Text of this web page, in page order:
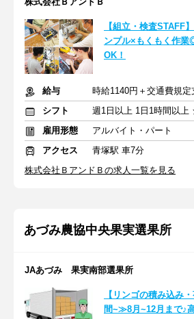
【組立・検査
ンプル×もくもく作
OK！
給与
時給1140円＋交通費規定
シフト
雇用形態
アルバイト・パート
アクセス
青塚駅 車7分
株式会社ＢアンドＢの求人一覧を見る
あづみ農協中央果実選果所
JAあづみ 果実南部選果所
【リンゴの積み込み
間~≫8月~12月まで♪